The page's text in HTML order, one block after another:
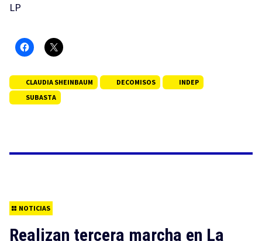
LP
CLAUDIA SHEINBAUM DECOMISOS
INDEP
SUBASTA
NOTICIAS
Realizan tercera marcha en La